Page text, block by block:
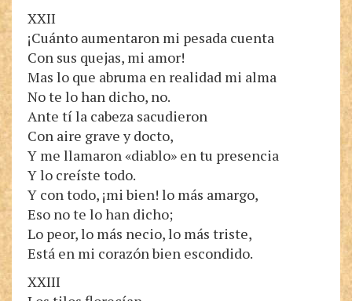
XXII
¡Cuánto aumentaron mi pesada cuenta
Con sus quejas, mi amor!
Mas lo que abruma en realidad mi alma
No te lo han dicho, no.
Ante tí la cabeza sacudieron
Con aire grave y docto,
Y me llamaron «diablo» en tu presencia
Y lo creíste todo.
Y con todo, ¡mi bien! lo más amargo,
Eso no te lo han dicho;
Lo peor, lo más necio, lo más triste,
Está en mi corazón bien escondido.
XXIII